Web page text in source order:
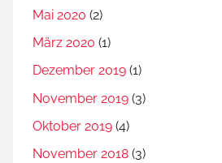
Mai 2020 (2)
März 2020 (1)
Dezember 2019 (1)
November 2019 (3)
Oktober 2019 (4)
November 2018 (3)